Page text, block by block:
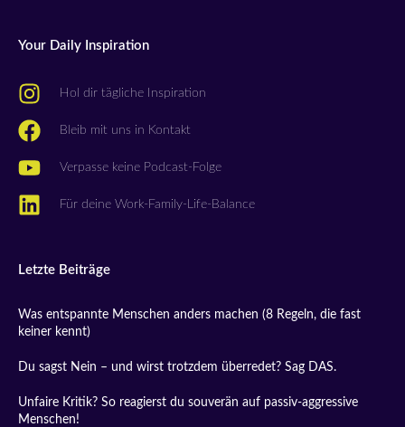
Your Daily Inspiration
Hol dir tägliche Inspiration
Bleib mit uns in Kontakt
Verpasse keine Podcast-Folge
Für deine Work-Family-Life-Balance
Letzte Beiträge
Was entspannte Menschen anders machen (8 Regeln, die fast
keiner kennt)
Du sagst Nein – und wirst trotzdem überredet? Sag DAS.
Unfaire Kritik? So reagierst du souverän auf passiv-aggressive
Menschen!